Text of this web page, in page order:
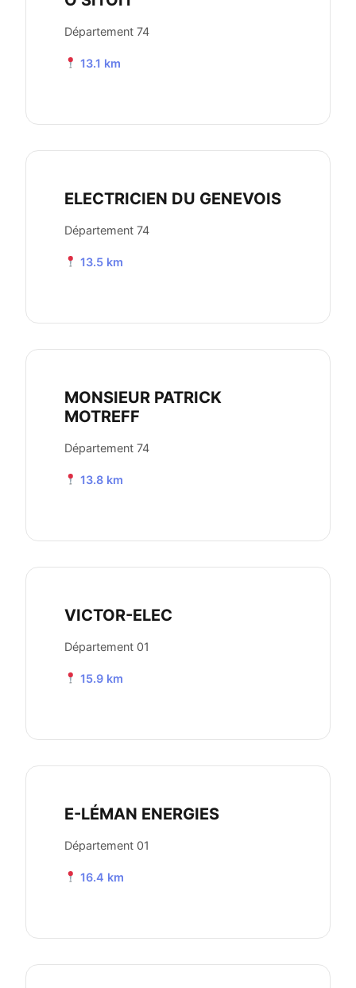
Département 74
13.1 km
ELECTRICIEN DU GENEVOIS
Département 74
13.5 km
MONSIEUR PATRICK
MOTREFF
Département 74
13.8 km
VICTOR-ELEC
Département 01
15.9 km
E-LÉMAN ENERGIES
Département 01
16.4 km